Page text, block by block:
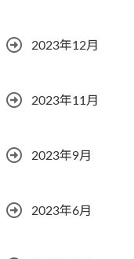
2023年12月
2023年11月
2023年9月
2023年6月